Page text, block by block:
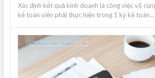
Xác định kết quả kinh doanh là công việc vô
kế toán viên phải thực hiện trong 1 kỳ kế toán...